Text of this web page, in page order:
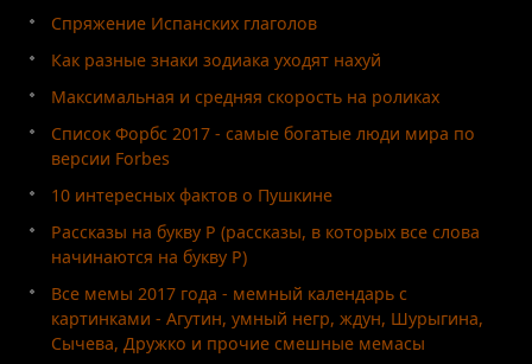
Спряжение Испанских глаголов
Как разные знаки зодиака уходят нахуй
Максимальная и средняя скорость на роликах
Список Форбс 2017 - самые богатые люди мира по
версии Forbes
10 интересных фактов о Пушкине
Рассказы на букву Р (рассказы, в которых все слова
начинаются на букву Р)
Все мемы 2017 года - мемный календарь с
картинками - Агутин, умный негр, ждун, Шурыгина,
Сычева, Дружко и прочие смешные мемасы